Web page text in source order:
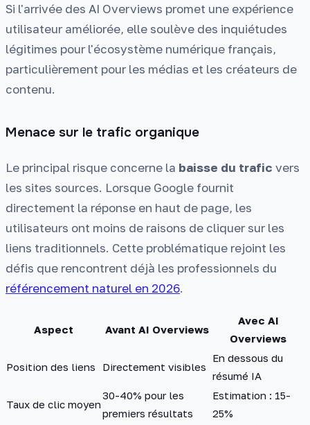
Si l'arrivée des AI Overviews promet une expérience
utilisateur améliorée, elle soulève des inquiétudes
légitimes pour l'écosystème numérique français,
particulièrement pour les médias et les créateurs de
contenu.
Menace sur le trafic organique
Le principal risque concerne la baisse du trafic vers
les sites sources. Lorsque Google fournit
directement la réponse en haut de page, les
utilisateurs ont moins de raisons de cliquer sur les
liens traditionnels. Cette problématique rejoint les
défis que rencontrent déjà les professionnels du
référencement naturel en 2026.
Aspect Avant AI Overviews
Avec AI
Overviews
Position des liens Directement visibles
En dessous du
résumé IA
Taux de clic moyen
30-40% pour les
premiers résultats
Estimation : 15-
25%